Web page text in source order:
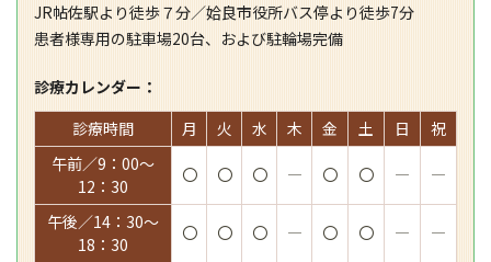
JR帖佐駅より徒歩７分／姶良市役所バス停より徒歩7分
患者様専用の駐車場20台、および駐輪場完備
診療カレンダー：
診療時間
月 火 水 木 金 土 日
祝
午前／9：00～
12：30
〇 〇 〇 ― 〇 〇 ― ―
午後／14：30～
18：30
〇 〇 〇 ― 〇 〇 ― ―